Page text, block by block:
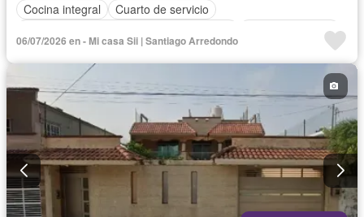
Cocina integral
Cuarto de servicio
Cocina equipada
Sala polivalente
Internet
Bodega
Circuito cerrado de televisión
Agua
Cuarto de Limpieza
Televisión por cable
Asador
Zonas verdes
Despacho
Vista panorámica
Recámara con closet
Caseta de vigilancia Sin amueblar
06/07/2026 en - Mi casa Sii | Santiago Arredondo